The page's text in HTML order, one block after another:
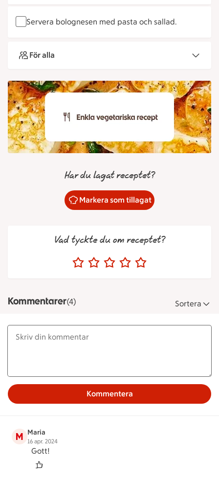
Servera bolognesen med pasta och sallad.
För alla
Har du lagat receptet?
Markera som tillagat
Vad tyckte du om receptet?
Kommentarer(4) Sortera
Kommentera
M Maria
16 apr. 2024
Gott!